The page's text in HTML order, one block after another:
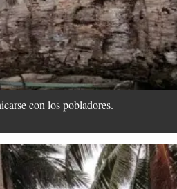
con los pobladores.